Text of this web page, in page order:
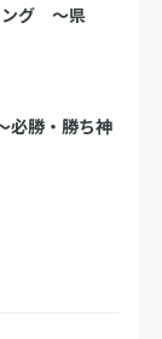
ング 〜県
必勝・勝ち神